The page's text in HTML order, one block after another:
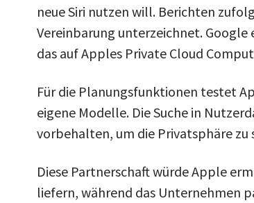
neue Siri nutzen will. Berichten
Vereinbarung unterzeichnet.
das auf Apples Private Cloud
Für die Planungsfunktionen testet
eigene Modelle. Die Suche in
vorbehalten, um die Privatsphäre zu
Diese Partnerschaft würde Apple
liefern, während das Unternehmen